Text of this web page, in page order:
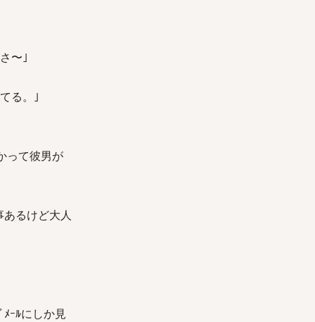
〜｣
る。｣
って彼男が
るけど大人
ｰﾙにしか見